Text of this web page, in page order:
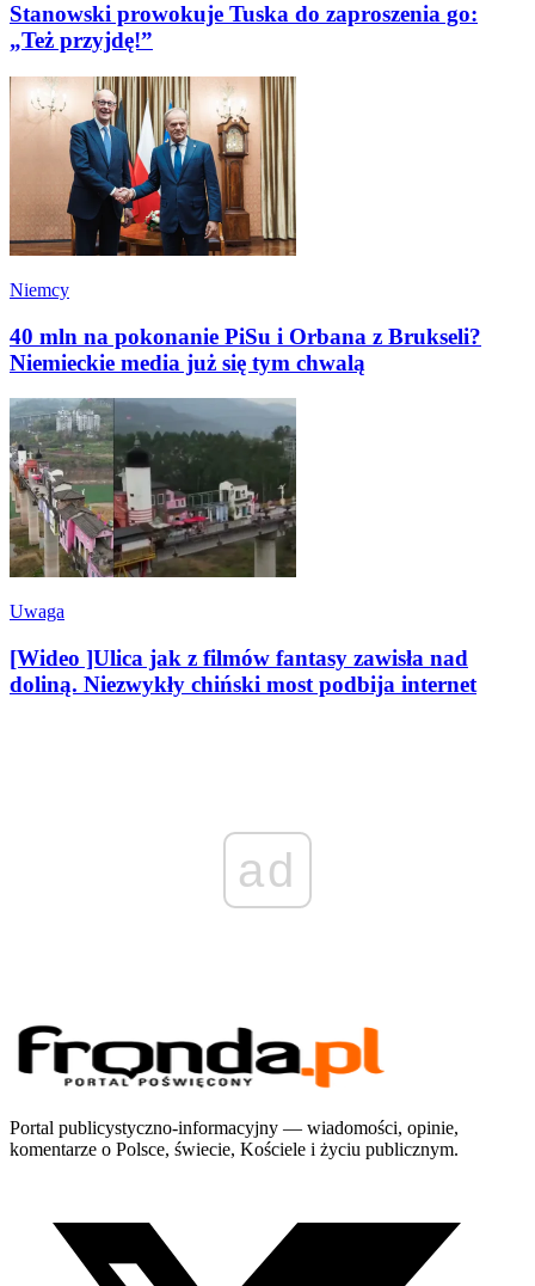
Stanowski prowokuje Tuska do zaproszenia go:
„Też przyjdę!”
Niemcy
40 mln na pokonanie PiSu i Orbana z Brukseli?
Niemieckie media już się tym chwalą
Uwaga
[Wideo ]Ulica jak z filmów fantasy zawisła nad
doliną. Niezwykły chiński most podbija internet
ad
Portal publicystyczno-informacyjny — wiadomości, opinie,
komentarze o Polsce, świecie, Kościele i życiu publicznym.